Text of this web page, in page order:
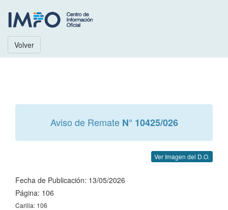
Volver
Aviso de Remate N° 10425/026
Ver Imagen del D.O.
Fecha de Publicación: 13/05/2026
Página: 106
Carilla: 106